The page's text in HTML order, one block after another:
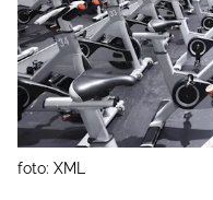
foto: XML